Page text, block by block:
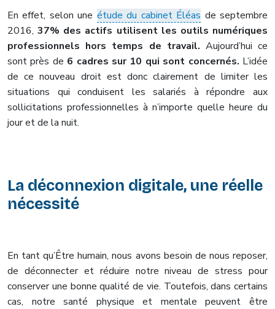
En effet, selon une étude du cabinet Éléas de septembre
2016,37% des actifs utilisent les outils numériques
professionnels hors temps de travail. Aujourd’hui ce
sont près de 6 cadres sur 10 qui sont concernés. L’idée
de ce nouveau droit est donc clairement de limiter les
situations qui conduisent les salariés à répondre aux
sollicitations professionnelles à n’importe quelle heure du
jour et de la nuit.
La déconnexion digitale, une réelle
nécessité
En tant qu’Être humain, nous avons besoin de nous reposer,
de déconnecter et réduire notre niveau de stress pour
conserver une bonne qualité de vie. Toutefois, dans certains
cas, notre santé physique et mentale peuvent être